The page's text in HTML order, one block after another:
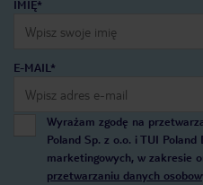
IMIĘ*
E-MAIL*
Wyrażam zgodę na
Poland Sp. z o.o. i TUI
marketingowych, w zakresie
przetwarzaniu danych